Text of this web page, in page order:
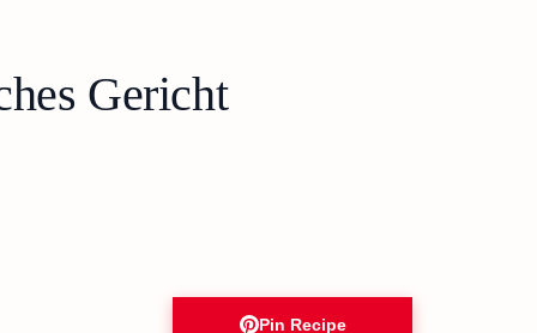
Gericht
Pin Recipe